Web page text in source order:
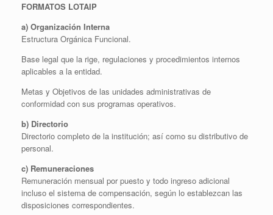
FORMATOS LOTAIP
a) Organización Interna
Estructura Orgánica Funcional.
Base legal que la rige, regulaciones y procedimientos internos
aplicables a la entidad.
Metas y Objetivos de las unidades administrativas de
conformidad con sus programas operativos.
b) Directorio
Directorio completo de la institución; así como su distributivo de
personal.
c) Remuneraciones
Remuneración mensual por puesto y todo ingreso adicional
incluso el sistema de compensación, según lo establezcan las
disposiciones correspondientes.